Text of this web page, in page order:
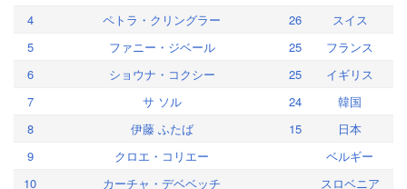
4
ペトラ・クリングラー 26
スイス
5
ファニー・ジベール 25
フランス
6
ショウナ・コクシー 25
イギリス
7
サ ソル 24
韓国
8
伊藤 ふたば 15
日本
9
クロエ・コリエー
ベルギー
10
カーチャ・デベベッチ
スロベニア